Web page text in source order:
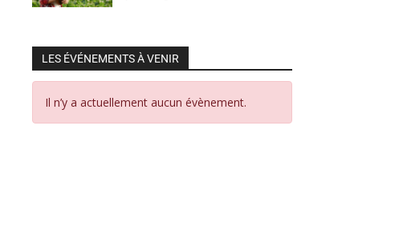
LES ÉVÉNEMENTS À VENIR
Il n’y a actuellement aucun évènement.